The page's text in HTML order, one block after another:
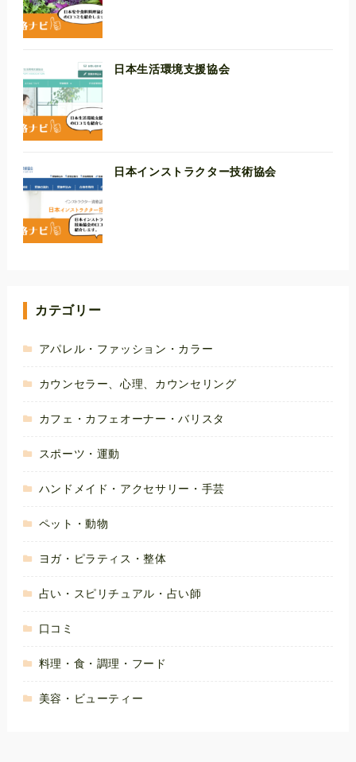
日本生活環境支援協会
日本インストラクター技術協会
カテゴリー
アパレル・ファッション・カラー
カウンセラー、心理、カウンセリング
カフェ・カフェオーナー・バリスタ
スポーツ・運動
ハンドメイド・アクセサリー・手芸
ペット・動物
ヨガ・ピラティス・整体
占い・スピリチュアル・占い師
口コミ
料理・食・調理・フード
美容・ビューティー